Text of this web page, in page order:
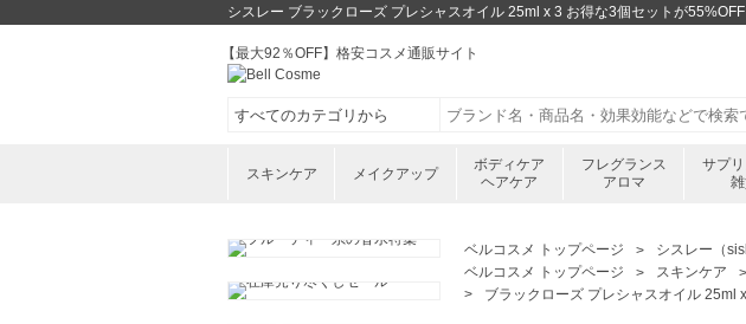
シスレー ブラックローズ プレシャスオイル 25ml x 3 お得な3個セットが
【最大92％OFF】格安コスメ通販サイト
スキンケア メイクアップ
ボディケア
ヘアケア
フレグランス
アロマ
サプ
ベルコスメ トップページ シスレー（
ベルコスメ トップページ
スキンケア
ブラックローズ プレシャスオイル 25ml